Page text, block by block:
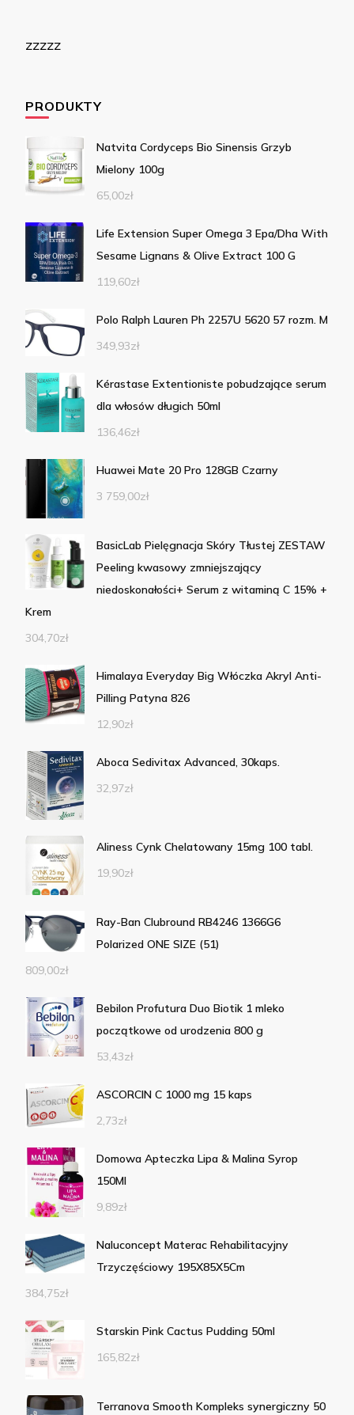
zzzzz
PRODUKTY
Natvita Cordyceps Bio Sinensis Grzyb
Mielony 100g
65,00zł
Life Extension Super Omega 3 Epa/Dha With
Sesame Lignans & Olive Extract 100 G
119,60zł
Polo Ralph Lauren Ph 2257U 5620 57 rozm. M
349,93zł
Kérastase Extentioniste pobudzające serum
dla włosów długich 50ml
136,46zł
Huawei Mate 20 Pro 128GB Czarny
3 759,00zł
BasicLab Pielęgnacja Skóry Tłustej ZESTAW
Peeling kwasowy zmniejszający
niedoskonałości+ Serum z witaminą C 15% +
Krem
304,70zł
Himalaya Everyday Big Włóczka Akryl Anti-
Pilling Patyna 826
12,90zł
Aboca Sedivitax Advanced, 30kaps.
32,97zł
Aliness Cynk Chelatowany 15mg 100 tabl.
19,90zł
Ray-Ban Clubround RB4246 1366G6
Polarized ONE SIZE (51)
809,00zł
Bebilon Profutura Duo Biotik 1 mleko
początkowe od urodzenia 800 g
53,43zł
ASCORCIN C 1000 mg 15 kaps
2,73zł
Domowa Apteczka Lipa & Malina Syrop
150Ml
9,89zł
Naluconcept Materac Rehabilitacyjny
Trzyczęściowy 195X85X5Cm
384,75zł
Starskin Pink Cactus Pudding 50ml
165,82zł
Terranova Smooth Kompleks synergiczny 50